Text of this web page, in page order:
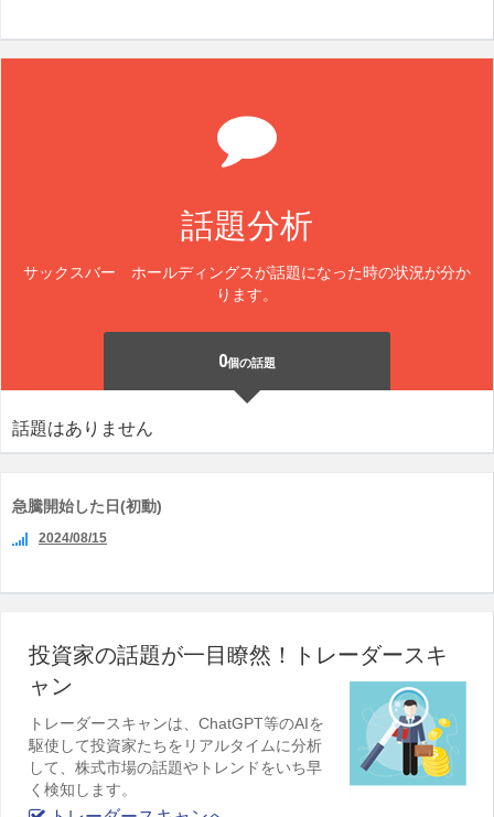
話題分析
サックスバー ホールディングスが話題になった時の状況が分か
ります。
0個の話題
話題はありません
急騰開始した日(初動)
2024/08/15
投資家の話題が一目瞭然！トレーダースキ
ャン
トレーダースキャンは、ChatGPT等のAIを
駆使して投資家たちをリアルタイムに分析
して、株式市場の話題やトレンドをいち早
く検知します。